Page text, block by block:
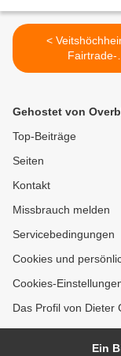
< Veitshöchheimer
Fairtrade-
Steuerungsgruppe
durch die
Innenstadt ein
Gehostet von
Top-Beiträge
Seiten
Kontakt
Missbrauch melden
Servicebedingungen
Cookies und
Cookies-
Das Profil von Dieter
Ein